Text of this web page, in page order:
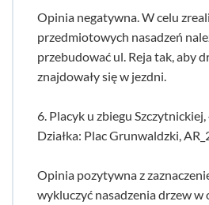
Opinia negatywna. W celu
przedmiotowych nasadzeń
przebudować ul. Reja tak, aby
znajdowały się w jezdni.
6. Placyk u zbiegu Szczytnickiej,
Działka: Plac Grunwaldzki,
Opinia pozytywna z
wykluczyć nasadzenia drzew w